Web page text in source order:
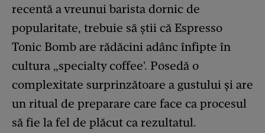
recentă a vreunui barista dornic de
popularitate, trebuie să știi că Espresso
Tonic Bomb are rădăcini adânc înfipte în
cultura „specialty coffee'. Posedă o
complexitate surprinzătoare a gustului și are
un ritual de preparare care face ca procesul
să fie la fel de plăcut ca rezultatul.